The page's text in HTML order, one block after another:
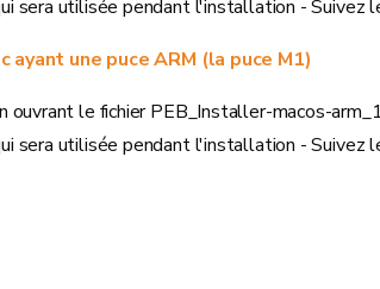
sera utilisée pendant l'installation -
ayant une puce ARM (la puce M1)
ouvrant le fichier PEB_Installer-macos-
sera utilisée pendant l'installation -